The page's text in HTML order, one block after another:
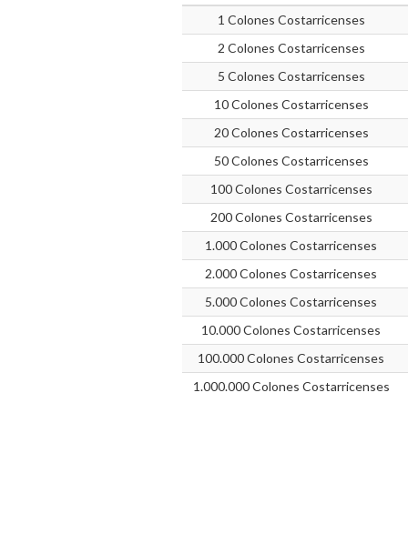
1 Colones Costarricenses
2 Colones Costarricenses
5 Colones Costarricenses
10 Colones Costarricenses
20 Colones Costarricenses
50 Colones Costarricenses
100 Colones Costarricenses
200 Colones Costarricenses
1.000 Colones Costarricenses
2.000 Colones Costarricenses
5.000 Colones Costarricenses
10.000 Colones Costarricenses
100.000 Colones Costarricenses
1.000.000 Colones Costarricenses